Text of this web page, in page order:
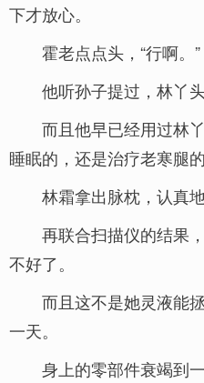
下才放心。
霍老点点头，“行啊。”
他听孙子提过，林丫
而且他早已经用过林
睡眠的，还是治疗老寒腿
林霜拿出脉枕，认真
再联合扫描仪的结果
不好了。
而且这不是她灵液能
一天。
身上的零部件衰竭到